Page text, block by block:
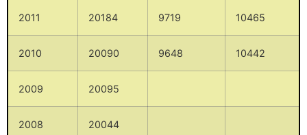
2011 20184 9719 10465
2010 20090 9648 10442
2009 20095
2008 20044